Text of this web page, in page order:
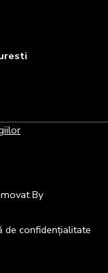
By
de confidențialitate